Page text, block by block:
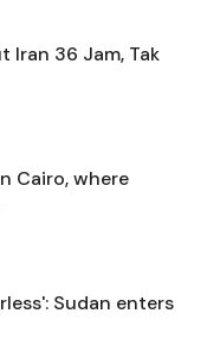
Iran 36 Jam, Tak
Cairo, where
Sudan enters